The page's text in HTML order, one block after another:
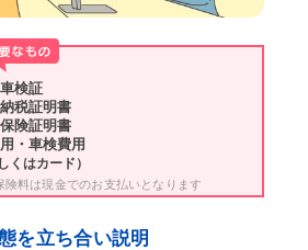
検証
税証明書
険証明書
・車検費用
くはカード）
料は現金でのお支払いとなります
を立ち合い説明